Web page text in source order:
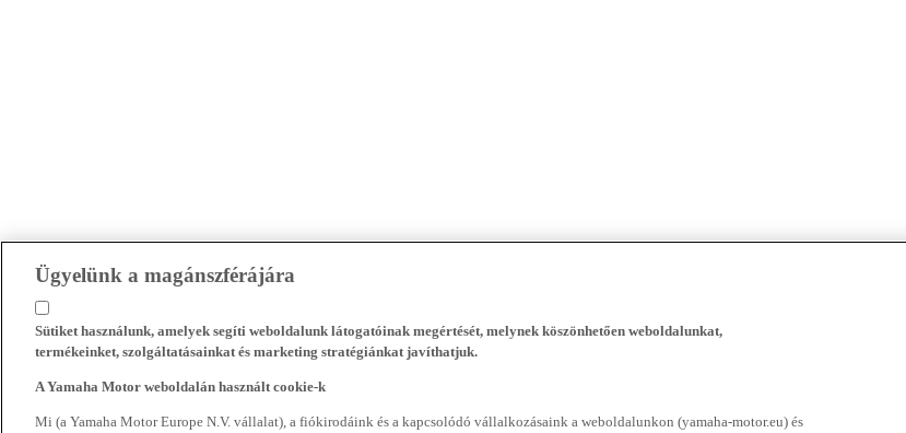
Ügyelünk a magánszférájára
Sütiket használunk, amelyek segíti weboldalunk látogatóinak megértését, melynek köszönhetően weboldalunkat,
termékeinket, szolgáltatásainkat és marketing stratégiánkat javíthatjuk.
A Yamaha Motor weboldalán használt cookie-k
Mi (a Yamaha Motor Europe N.V. vállalat), a fiókirodáink és a kapcsolódó vállalkozásaink a weboldalunkon (yamaha-motor.eu) és